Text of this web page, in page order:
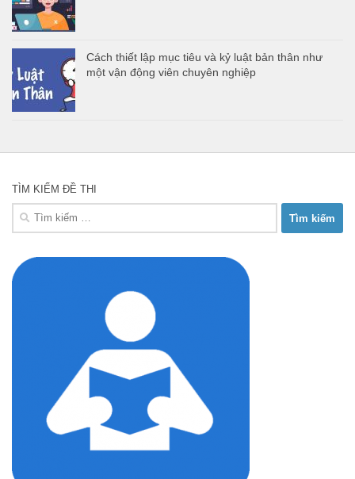
Cách thiết lập mục tiêu và kỷ luật bản thân như
một vận động viên chuyên nghiệp
TÌM KIẾM ĐỀ THI
Tìm